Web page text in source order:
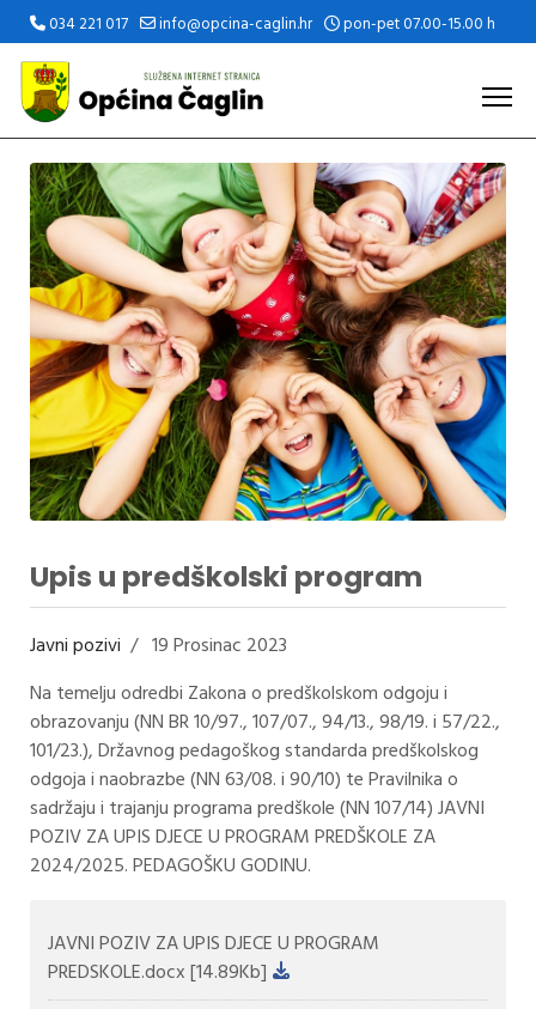
034 221 017 info@opcina-caglin.hr pon-pet 07.00-15.00 h
Upis u predškolski program
Javni pozivi
19 Prosinac 2023
Na temelju odredbi Zakona o predškolskom odgoju i
obrazovanju (NN BR 10/97., 107/07., 94/13., 98/19. i 57/22.,
101/23.), Državnog pedagoškog standarda predškolskog
odgoja i naobrazbe (NN 63/08. i 90/10) te Pravilnika o
sadržaju i trajanju programa predškole (NN 107/14) JAVNI
POZIV ZA UPIS DJECE U PROGRAM PREDŠKOLE ZA
2024/2025. PEDAGOŠKU GODINU.
JAVNI POZIV ZA UPIS DJECE U PROGRAM
PREDSKOLE.docx[14.89Kb]